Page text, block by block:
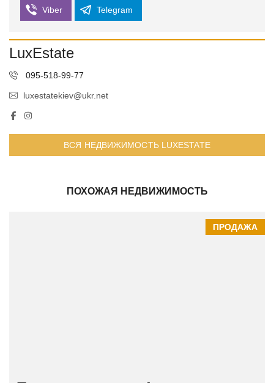
Viber Telegram
LuxEstate
095-518-99-77
luxestatekiev@ukr.net
ВСЯ НЕДВИЖИМОСТЬ LUXESTATE
ПОХОЖАЯ НЕДВИЖИМОСТЬ
ПРОДАЖА